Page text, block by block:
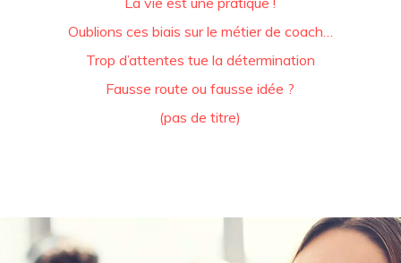
Oublions ces biais sur le métier de coach…
Trop d’attentes tue la détermination
Fausse route ou fausse idée ?
(pas de titre)